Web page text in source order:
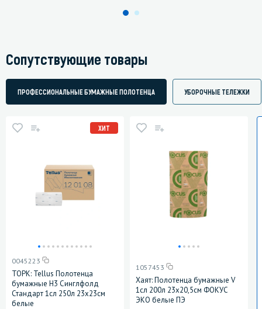
Сопутствующие товары
ПРОФЕССИОНАЛЬНЫЕ БУМАЖНЫЕ ПОЛОТЕНЦА УБОРОЧНЫЕ ТЕЛЕЖКИ
ХИТ
0045223
ТОРК: Tellus Полотенца
бумажные H3 Синглфолд
Стандарт 1сл 250л 23х23см
белые
1057453
Хаят: Полотенца бумажные V
1сл 200л 23х20,5см ФОКУС
ЭКО белые ПЭ